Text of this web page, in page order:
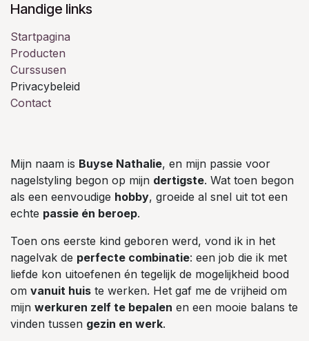
Handige links
Startpagina
Producten
Curssusen
Privacybeleid
Contact
Mijn naam is Buyse Nathalie, en mijn passie voor
nagelstyling begon op mijn dertigste. Wat toen begon
als een eenvoudige hobby, groeide al snel uit tot een
echte passie én beroep.
Toen ons eerste kind geboren werd, vond ik in het
nagelvak de perfecte combinatie: een job die ik met
liefde kon uitoefenen én tegelijk de mogelijkheid bood
om vanuit huis te werken. Het gaf me de vrijheid om
mijn werkuren zelf te bepalen en een mooie balans te
vinden tussen gezin en werk.